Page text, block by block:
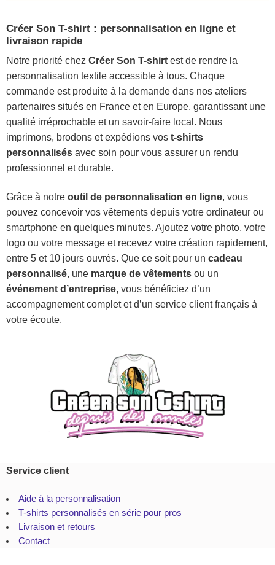
Créer Son T-shirt : personnalisation en ligne et
livraison rapide
Notre priorité chez Créer Son T-shirt est de rendre la
personnalisation textile accessible à tous. Chaque
commande est produite à la demande dans nos ateliers
partenaires situés en France et en Europe, garantissant une
qualité irréprochable et un savoir-faire local. Nous
imprimons, brodons et expédions vos t-shirts
personnalisés avec soin pour vous assurer un rendu
professionnel et durable.
Grâce à notre outil de personnalisation en ligne, vous
pouvez concevoir vos vêtements depuis votre ordinateur ou
smartphone en quelques minutes. Ajoutez votre photo, votre
logo ou votre message et recevez votre création rapidement,
entre 5 et 10 jours ouvrés. Que ce soit pour un cadeau
personnalisé, une marque de vêtements ou un
événement d’entreprise, vous bénéficiez d’un
accompagnement complet et d’un service client français à
votre écoute.
Service client
Aide à la personnalisation
T-shirts personnalisés en série pour pros
Livraison et retours
Contact